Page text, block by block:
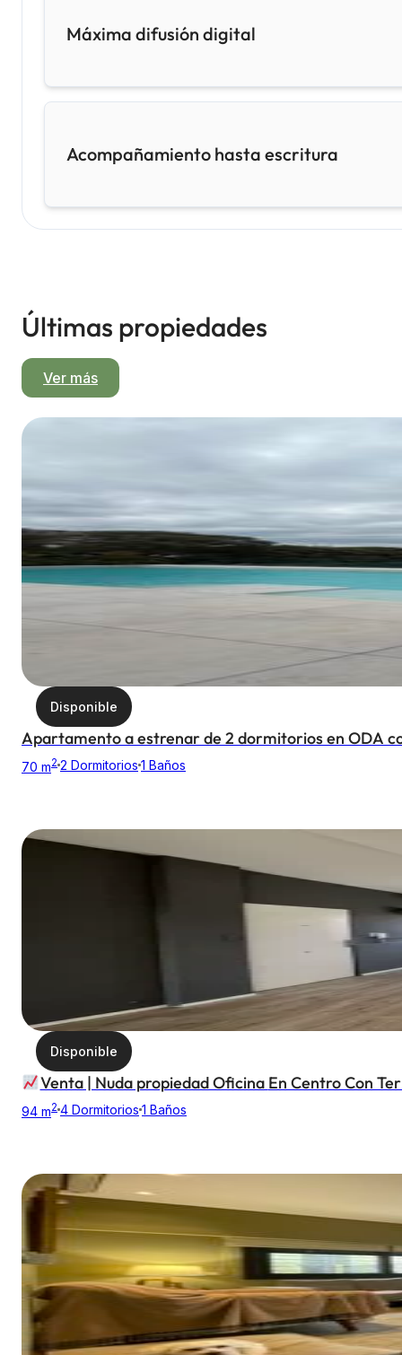
Máxima difusión digital
Acompañamiento hasta escritura
Últimas propiedades
Ver más
Disponible
Apartamento a estrenar de 2 dormitorios en ODA
70 m2 2 Dormitorios 1 Baños
Disponible
Venta | Nuda propiedad Oficina En
94 m2 4 Dormitorios 1 Baños